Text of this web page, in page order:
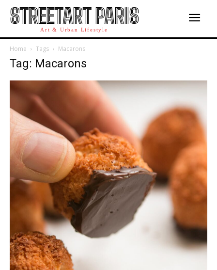
STREETART PARIS
Art & Urban Lifestyle
Home Tags Macarons
Tag: Macarons